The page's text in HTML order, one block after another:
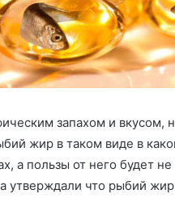
запахом и вкусом,
жир в таком виде в
а пользы от него будет
утверждали что рыбий